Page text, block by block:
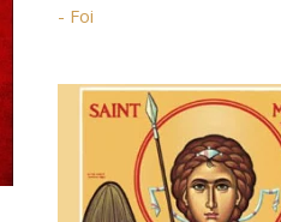
- Foi